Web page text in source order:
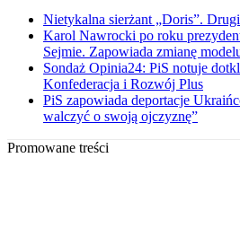
Nietykalna sierżant „Doris”.
Karol Nawrocki po roku
Sejmie. Zapowiada zmianę
Sondaż Opinia24: PiS notuje
Konfederacja i Rozwój Plus
PiS zapowiada deportacje
walczyć o swoją ojczyznę”
Promowane treści